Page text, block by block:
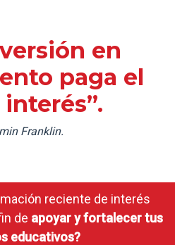
en
paga el
Franklin.
reciente de interés
de apoyar y fortalecer tus
educativos?